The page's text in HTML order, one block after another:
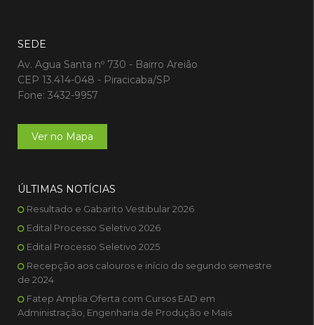
SEDE
Av. Agua Santa nº 730 - Bairro Areião
CEP 13.414-048 - Piracicaba/SP
Fone: 3432-9957
Ver no Mapa
ÚLTIMAS NOTÍCIAS
Resultado e Gabarito Vestibular 2026
Edital Processo Seletivo 2026
Edital Processo Seletivo 2025
Recepção aos calouros e início do segundo semestre
de 2024
Fatep Amplia Oferta com Cursos EAD em
Administração, Engenharia de Produção e Mais